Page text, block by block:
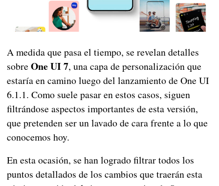
A medida que pasa el tiempo, se revelan detalles
sobre One UI 7, una capa de personalización que
estaría en camino luego del lanzamiento de One UI
6.1.1. Como suele pasar en estos casos, siguen
filtrándose aspectos importantes de esta versión,
que pretenden ser un lavado de cara frente a lo que
conocemos hoy.
En esta ocasión, se han logrado filtrar todos los
puntos detallados de los cambios que traerán esta